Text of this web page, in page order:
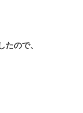
ので、